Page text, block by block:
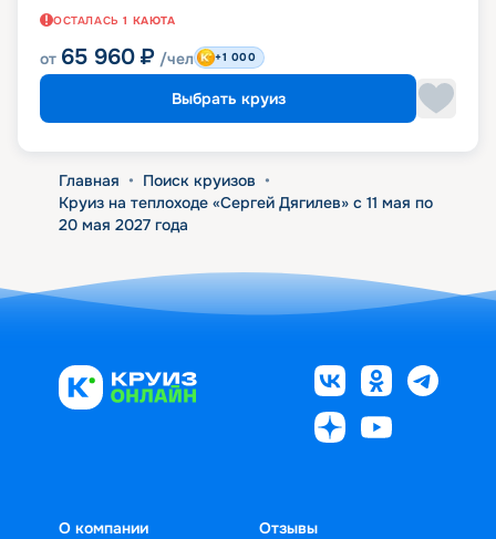
ОСТАЛАСЬ 1 КАЮТА
от 65 960 ₽ /чел +1 000
Выбрать круиз
Главная • Поиск круизов •
Круиз на теплоходе «Сергей Дягилев» с 11 мая по
20 мая 2027 года
О компании
Отзывы